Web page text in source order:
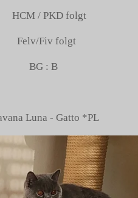
/ PKD folgt
Fiv folgt
: B
Luna - Gatto *PL